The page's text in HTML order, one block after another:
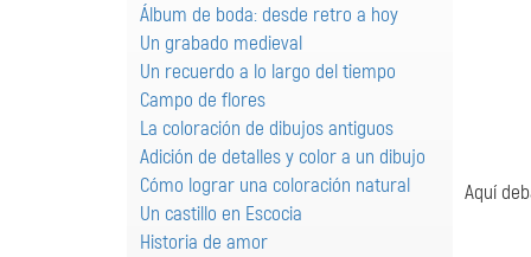
Álbum de boda: desde retro a hoy
Un grabado medieval
Un recuerdo a lo largo del tiempo
Campo de flores
La coloración de dibujos antiguos
Adición de detalles y color a un dibujo
Cómo lograr una coloración natural
Un castillo en Escocia
Historia de amor
Aquí